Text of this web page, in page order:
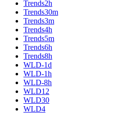
Trends2h
Trends30m
Trends3m
Trends4h
Trends5m
Trends6h
Trends8h
WLD-1d
WLD-1h
WLD-8h
WLD12
WLD30
WLD4